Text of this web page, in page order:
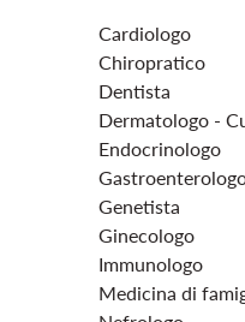
Cardiologo
Chiropratico
Dentista
Dermatologo -
Endocrinologo
Genetista
Ginecologo
Immunologo
Medicina di